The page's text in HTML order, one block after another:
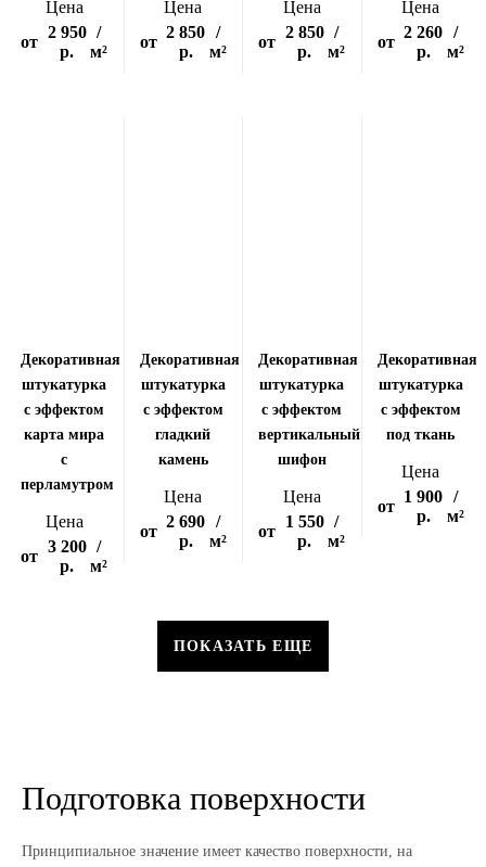
Цена
от
2 950
р.
/
м²
Цена
от
2 850
р.
/
м²
Цена
от
2 850
р.
/
м²
Цена
от
2 260
р.
/
м²
Декоративная
штукатурка
с эффектом
карта мира
с
перламутром
Цена
от
3 200
р.
/
м²
Декоративная
штукатурка
с эффектом
гладкий
камень
Цена
от
2 690
р.
/
м²
Декоративная
штукатурка
с эффектом
вертикальный
шифон
Цена
от
1 550
р.
/
м²
Декоративная
штукатурка
с эффектом
под ткань
Цена
от
1 900
р.
/
м²
ПОКАЗАТЬ ЕЩЕ
Подготовка поверхности
Принципиальное значение имеет качество поверхности, на